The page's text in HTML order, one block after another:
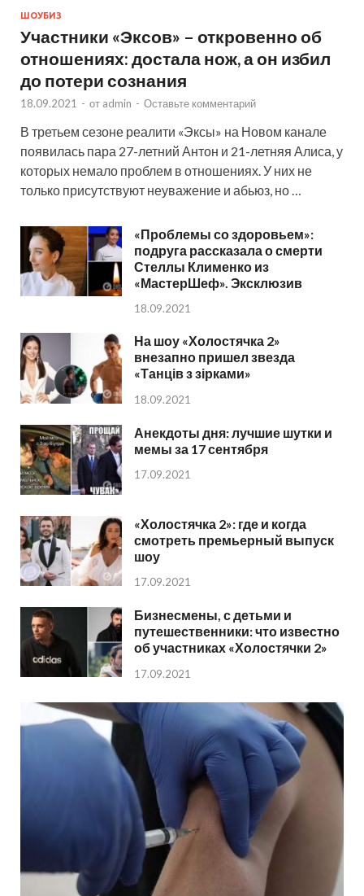
ШОУБИЗ
Участники «Эксов» – откровенно об
отношениях: достала нож, а он избил
до потери сознания
18.09.2021 - от admin - Оставьте комментарий
В третьем сезоне реалити «Эксы» на Новом канале
появилась пара 27-летний Антон и 21-летняя Алиса, у
которых немало проблем в отношениях. У них не
только присутствуют неуважение и абьюз, но …
«Проблемы со здоровьем»:
подруга рассказала о смерти
Стеллы Клименко из
«МастерШеф». Эксклюзив
18.09.2021
На шоу «Холостячка 2»
внезапно пришел звезда
«Танців з зірками»
18.09.2021
Анекдоты дня: лучшие шутки и
мемы за 17 сентября
17.09.2021
«Холостячка 2»: где и когда
смотреть премьерный выпуск
шоу
17.09.2021
Бизнесмены, с детьми и
путешественники: что известно
об участниках «Холостячки 2»
17.09.2021